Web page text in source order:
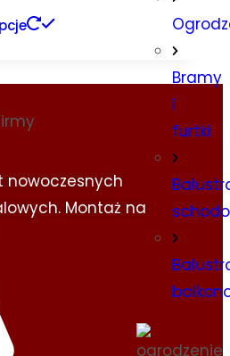
Bramy
i
furtki
nowoczesnych
Montaż na